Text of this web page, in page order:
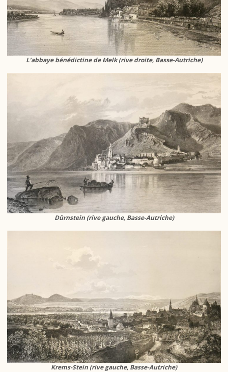
L’abbaye bénédictine de Melk (rive droite, Basse-Autriche)
Dürnstein (rive gauche, Basse-Autriche)
Krems-Stein (rive gauche, Basse-Autriche)